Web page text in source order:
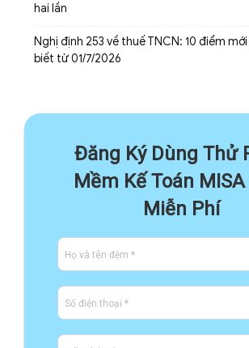
hai lần
Nghị định 253 về thuế TNCN: 10 điểm
biết từ 01/7/2026
Đăng Ký Dùng Thử
Mềm Kế Toán MISA
Miễn Phí